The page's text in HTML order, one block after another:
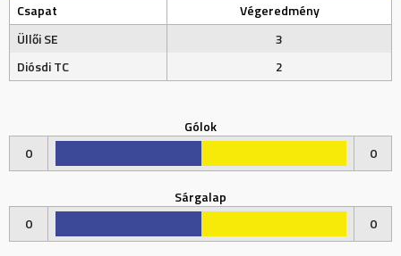
Csapat
Végeredmény
Üllői SE
3
Diósdi TC
2
Gólok
0
0
Sárgalap
0
0